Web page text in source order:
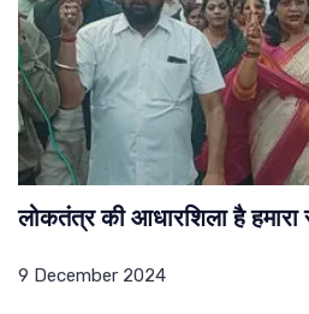
लोकतंत्र की आधारशिला है हमारा
9 December 2024